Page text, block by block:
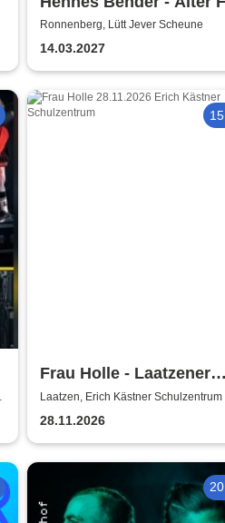
Ronnenberg, Lütt Jever Scheune
14.03.2027
Frau Holle - Laatzener
Weihnachtsmärchen
Laatzen, Erich Kästner Schulzentrum
28.11.2026